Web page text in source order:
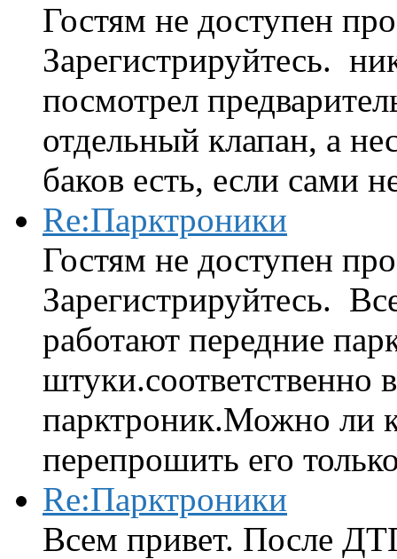
Гостям не доступен
Зарегистрируйтесь.
посмотрел
отдельный клапан, а
баков есть, если сами
Re:Парктроники
Гостям не доступен
Зарегистрируйтесь.
работают передние
штуки.соответственно
парктроник.Можно ли
перепрошить его
Re:Парктроники
Всем привет. После